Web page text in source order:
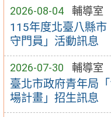
2026-08-04 輔導室
115年度北臺八縣
守門員」活動訊息
2026-07-30 輔導室
臺北市政府青年局
場計畫」招生訊息